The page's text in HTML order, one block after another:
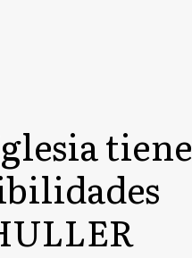
tiene